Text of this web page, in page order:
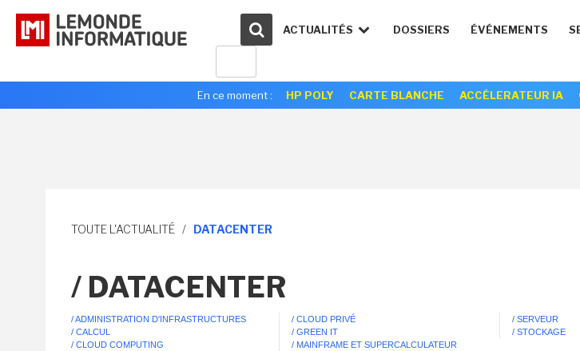
ACTUALITÉS DOSSIERS ÉVÉNEMENTS
En ce moment : HP POLY CARTE BLANCHE ACCÉLERATEUR IA
TOUTE L'ACTUALITÉ / DATACENTER
/ DATACENTER
/ ADMINISTRATION D'INFRASTRUCTURES
/ CALCUL
/ CLOUD COMPUTING
/ CLOUD PRIVÉ
/ GREEN IT
/ MAINFRAME ET SUPERCALCULATEUR
/ SERVEUR
/ STOCKAGE